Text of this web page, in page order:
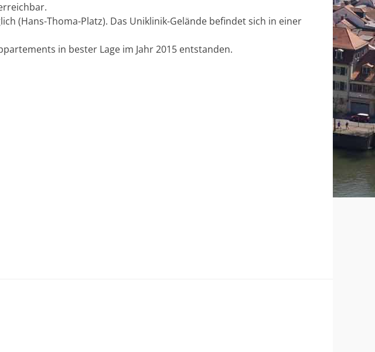
(Hans-Thoma-Platz). Das Uniklinik-Gelände befindet sich in einer
in bester Lage im Jahr 2015 entstanden.